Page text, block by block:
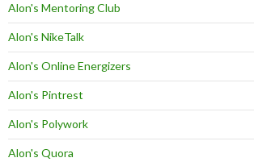
Alon's Mentoring Club
Alon's NikeTalk
Alon's Online Energizers
Alon's Pintrest
Alon's Polywork
Alon's Quora